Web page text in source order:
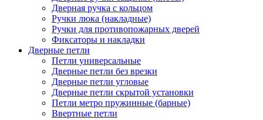
Дверная ручка с кольцом
Ручки люка (накладные)
Ручки для противопожарных дверей
Фиксаторы и накладки
Дверные петли
Петли универсальные
Дверные петли без врезки
Дверные петли угловые
Дверные петли скрытой установки
Петли метро пружинные (барные)
Ввертные петли